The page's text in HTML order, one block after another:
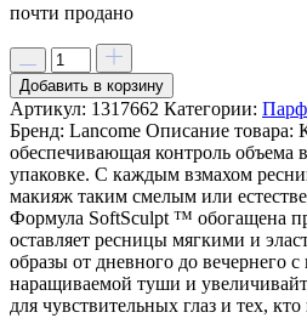
почти продано
Добавить в корзину
Артикул: 1317662 Категории:
Бренд: Lancome Описание товара:
обеспечивающая контроль объема
упаковке. С каждым взмахом
макияж таким смелым или
Формула SoftSculpt ™ обогащена
оставляет ресницы мягкими и
образы от дневного до вечернего
наращиваемой туши и
для чувствительных глаз и тех,